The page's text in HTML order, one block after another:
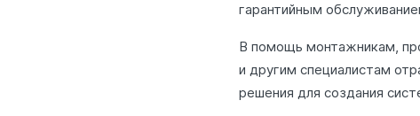
гарантийным
В помощь монтажникам,
и другим специалистам
решения для создания